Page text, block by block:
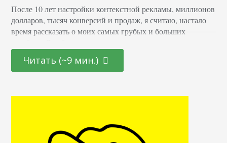
После 10 лет настройки контекстной рекламы, миллионов
долларов, тысяч конверсий и продаж, я считаю, настало
время рассказать о моих самых грубых и больших
тематиках. Но мне всегда удавалось построить хорошую
PPC-стратегию, которая приносила компании результаты.
Читать (~9 мин.)